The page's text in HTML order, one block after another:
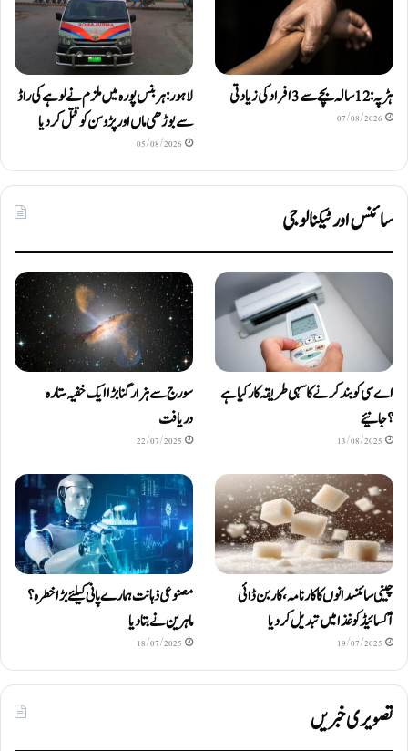
ہڑپہ: 12 سالہ بچے سے 3 افراد کی زیادتی
07/08/2026
لاہور: ہربنس پورہ میں ملزم نے لوہے کی راڈ
سے بوڑھی ماں اور پڑوسن کو قتل کر دیا
05/08/2026
سائنس اور ٹیکنالوجی
اے سی کو بند کرنے کا سہی طریقہ کار کیا ہے
؟ جانیئے
13/08/2025
سورج سے ہزار گنا بڑا ایک خفیہ ستارہ
دریافت
22/07/2025
چینی سائنسدانوں کا کارنامہ، کاربن ڈائی
آکسائیڈ کو غذا میں تبدیل کردیا
19/07/2025
مصنوعی ذہانت ہمارے پانی کیلئے بڑا خطرہ؟
ماہرین نے بتا دیا
18/07/2025
تصویری خبریں